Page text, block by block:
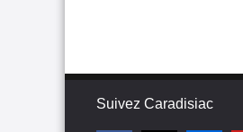
Suivez Caradisiac